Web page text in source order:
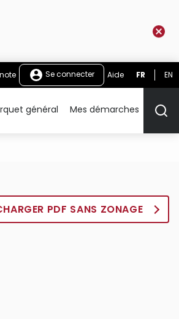
Se connecter Aide FR EN
général Mes démarches
PDF SANS ZONAGE